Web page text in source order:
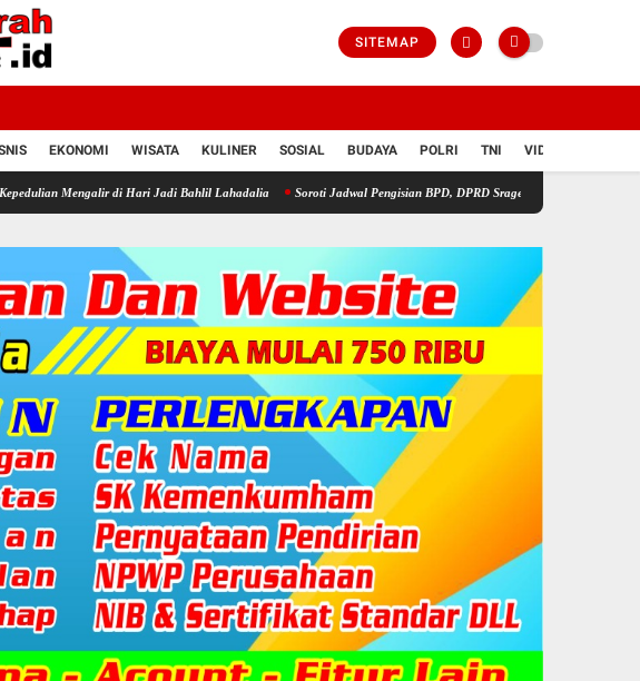
SITEMAP
EKONOMI WISATA KULINER SOSIAL BUDAYA POLRI TNI VIDIO
di Hari Jadi Bahlil Lahadalia Soroti Jadwal Pengisian BPD, DPRD Sragen Waspadai Potensi Cacat Hukum dan